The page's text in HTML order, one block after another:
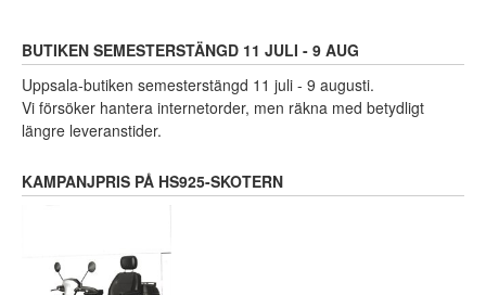
BUTIKEN SEMESTERSTÄNGD 11 JULI - 9 AUG
Uppsala-butiken semesterstängd 11 juli - 9 augusti.
Vi försöker hantera internetorder, men räkna med betydligt
längre leveranstider.
KAMPANJPRIS PÅ HS925-SKOTERN